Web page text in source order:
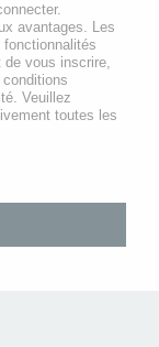
avantages. Les
vous inscrire,
Veuillez
toutes les